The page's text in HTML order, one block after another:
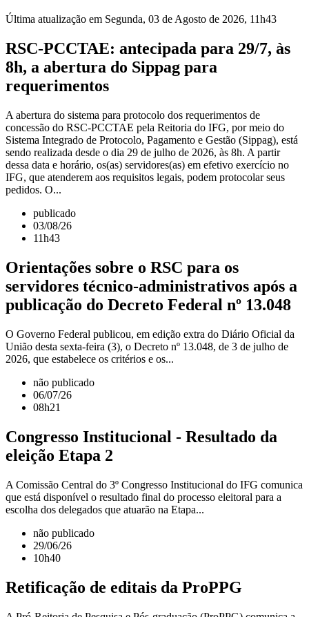
Última atualização em Segunda, 03 de Agosto de 2026, 11h43
RSC-PCCTAE: antecipada para 29/7, às
8h, a abertura do Sippag para
requerimentos
A abertura do sistema para protocolo dos requerimentos de
concessão do RSC-PCCTAE pela Reitoria do IFG, por meio do
Sistema Integrado de Protocolo, Pagamento e Gestão (Sippag), está
sendo realizada desde o dia 29 de julho de 2026, às 8h. A partir
dessa data e horário, os(as) servidores(as) em efetivo exercício no
IFG, que atenderem aos requisitos legais, podem protocolar seus
pedidos. O...
publicado
03/08/26
11h43
Orientações sobre o RSC para os
servidores técnico-administrativos após a
publicação do Decreto Federal nº 13.048
O Governo Federal publicou, em edição extra do Diário Oficial da
União desta sexta-feira (3), o Decreto nº 13.048, de 3 de julho de
2026, que estabelece os critérios e os...
não publicado
06/07/26
08h21
Congresso Institucional - Resultado da
eleição Etapa 2
A Comissão Central do 3º Congresso Institucional do IFG comunica
que está disponível o resultado final do processo eleitoral para a
escolha dos delegados que atuarão na Etapa...
não publicado
29/06/26
10h40
Retificação de editais da ProPPG